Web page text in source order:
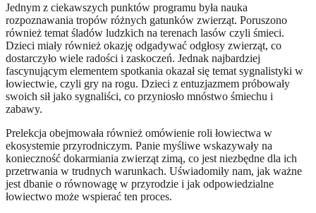
Jednym z ciekawszych punktów programu była nauka
rozpoznawania tropów różnych gatunków zwierząt. Poruszono
również temat śladów ludzkich na terenach lasów czyli śmieci.
Dzieci miały również okazję odgadywać odgłosy zwierząt, co
dostarczyło wiele radości i zaskoczeń. Jednak najbardziej
fascynującym elementem spotkania okazał się temat sygnalistyki w
łowiectwie, czyli gry na rogu. Dzieci z entuzjazmem próbowały
swoich sił jako sygnaliści, co przyniosło mnóstwo śmiechu i
zabawy.
Prelekcja obejmowała również omówienie roli łowiectwa w
ekosystemie przyrodniczym. Panie myśliwe wskazywały na
konieczność dokarmiania zwierząt zimą, co jest niezbędne dla ich
przetrwania w trudnych warunkach. Uświadomiły nam, jak ważne
jest dbanie o równowagę w przyrodzie i jak odpowiedzialne
łowiectwo może wspierać ten proces.